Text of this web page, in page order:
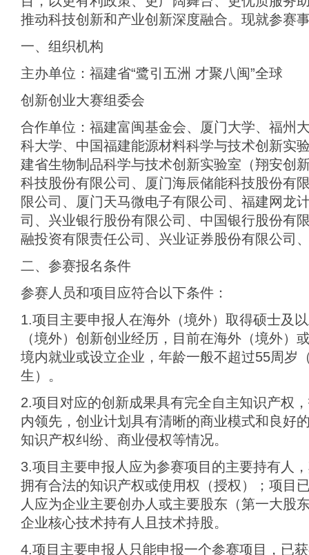
推动科技创新和产业创新深度融合。现就参赛
一、组织机构
主办单位：福建省“鹭引五洲 才聚八闽”全球
创新创业大赛组委会
合作单位：福建富闽基金会、厦门大学、福州
科大学、中国福建能源材料科学与技术创新实
建省生物制品科学与技术创新实验室（翔安创
科技股份有限公司、厦门海辰储能科技股份有
限公司、厦门天马微电子有限公司、福建网龙
司、兴业银行股份有限公司、中国银行股份有
融投资有限责任公司、兴业证券股份有限公司
二、参赛报名条件
参赛人员和项目应符合以下条件：
1.项目主要申报人在海外（境外）取得硕士及
（境外）创新创业经历，目前在海外（境外）
境内就业或设立企业，年龄一般不超过55周岁
生）。
2.项目对应的创新成果具有完全自主知识产权
内领先，创业计划具有清晰的商业模式和良好
知识产权纠纷、商业侵权等情况。
3.项目主要申报人应为参赛项目的主要持有人
拥有合法的知识产权或使用权（授权）；项目
人应为企业主要创办人或主要股东（第一大股
企业核心技术持有人且技术持股。
4.项目主要申报人只能申报一个参赛项目，已